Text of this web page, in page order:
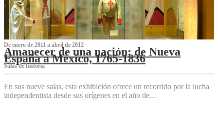
De enero de 2011 a abril de 2012
Amanecer de una nación: de Nueva
España a México, 1765-1836
Salas de historia
En sus nueve salas, esta exhibición ofrece un recorrido por la lucha
independentista desde sus orígenes en el año de…